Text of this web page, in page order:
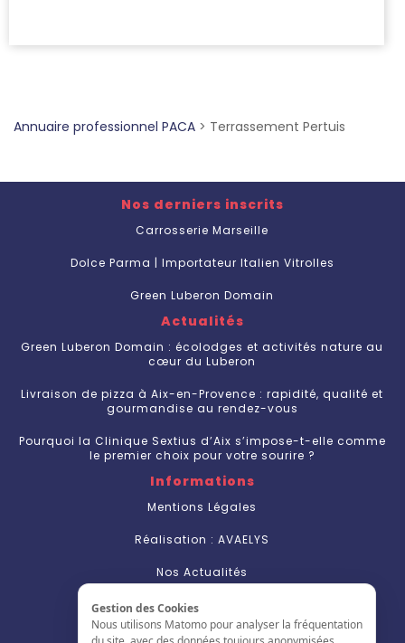
Gestion des Cookies
Nous utilisons Matomo pour analyser la fréquentation
Annuaire professionnel PACA > Terrassement Pertuis
Nos derniers inscrits
Carrosserie Marseille
Dolce Parma | Importateur Italien Vitrolles
Green Luberon Domain
Actualités
Green Luberon Domain : écolodges et activités nature au
cœur du Luberon
Livraison de pizza à Aix-en-Provence : rapidité, qualité et
gourmandise au rendez-vous
Pourquoi la Clinique Sextius d’Aix s’impose-t-elle comme
le premier choix pour votre sourire ?
Informations
Mentions Légales
Réalisation : AVAELYS
Nos Actualités
Nous Contacter